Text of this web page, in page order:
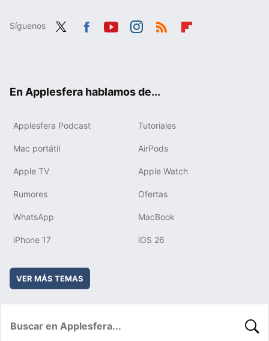
Síguenos
En Applesfera hablamos de...
Applesfera Podcast Tutoriales
Mac portátil AirPods
Apple TV Apple Watch
Rumores Ofertas
WhatsApp MacBook
iPhone 17 iOS 26
VER MÁS TEMAS